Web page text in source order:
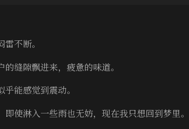
不断。
缝隙飘进来，疲惫的味道。
能感觉到震动。
即使淋入一些雨也无妨，现在我只想回到梦里。